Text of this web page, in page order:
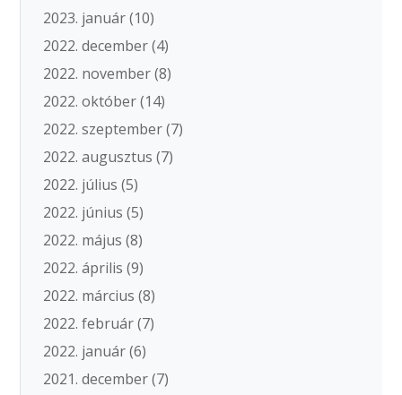
2023. január(10)
2022. december(4)
2022. november(8)
2022. október(14)
2022. szeptember(7)
2022. augusztus (7)
2022. július (5)
2022. június (5)
2022. május (8)
2022. április (9)
2022. március (8)
2022. február(7)
2022. január(6)
2021. december(7)